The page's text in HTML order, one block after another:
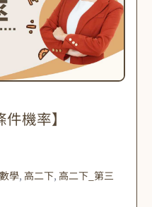
機率】
學, 高二下, 高二下_第三